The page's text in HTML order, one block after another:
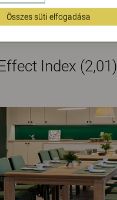
9)
Index (2,01)
Összes süti elfogadása